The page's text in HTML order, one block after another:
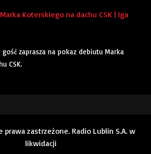
Koterskiego na dachu CSK | Iga
zaprasza na pokaz debiutu Marka
CSK.
prawa zastrzeżone. Radio Lublin S.A. w
likwidacji